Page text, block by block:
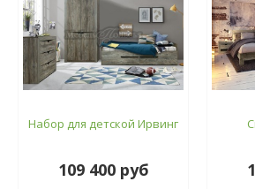
Набор для детской Ирвинг
109 400 руб